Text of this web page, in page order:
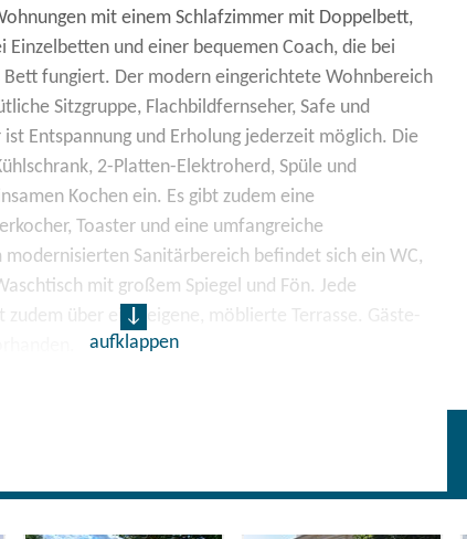
mit einem Schlafzimmer mit Doppelbett,
Einzelbetten und einer bequemen Coach, die bei
Bett fungiert. Der modern eingerichtete Wohnbereich
Sitzgruppe, Flachbildfernseher, Safe und
ist Entspannung und Erholung jederzeit möglich. Die
2-Platten-Elektroherd, Spüle und
Kochen ein. Es gibt zudem eine
Toaster und eine umfangreiche
modernisierten Sanitärbereich befindet sich ein WC,
mit großem Spiegel und Fön. Jede
über eine eigene, möblierte Terrasse. Gäste-
außerdem ein Pavillon mit Grillmöglichkeit, ein
Liegewiese und Tischtennisplatte. Fahrradgarage und
aufklappen